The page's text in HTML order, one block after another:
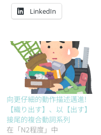
LinkedIn
向更仔細的動作描述邁進!
【織り出す】、以【出す】
接尾的複合動詞系列
在「N2程度」中